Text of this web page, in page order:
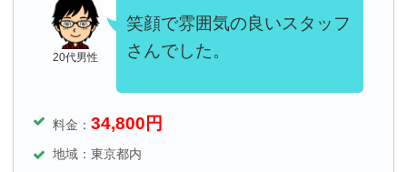
20代男性
笑顔で雰囲気の良いスタッフ
さんでした。
料金： 34,800円
地域：東京都内